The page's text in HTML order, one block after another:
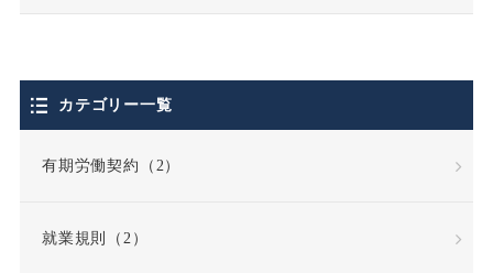
カテゴリー一覧
有期労働契約（2）
就業規則（2）